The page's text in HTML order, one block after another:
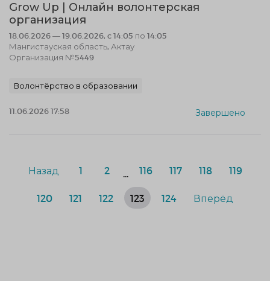
Grow Up | Онлайн волонтерская
организация
18.06.2026 — 19.06.2026, c 14:05 по 14:05
Мангистауская область, Актау
Организация №5449
Волонтёрство в образовании
11.06.2026 17:58 Завершено
Назад 1 2 116 117 118 119
120 121 122 123 124 Вперёд